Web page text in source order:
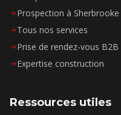
Prospection à Sherbrooke
Tous nos services
Prise de rendez-vous B2B
Expertise construction
Ressources utiles